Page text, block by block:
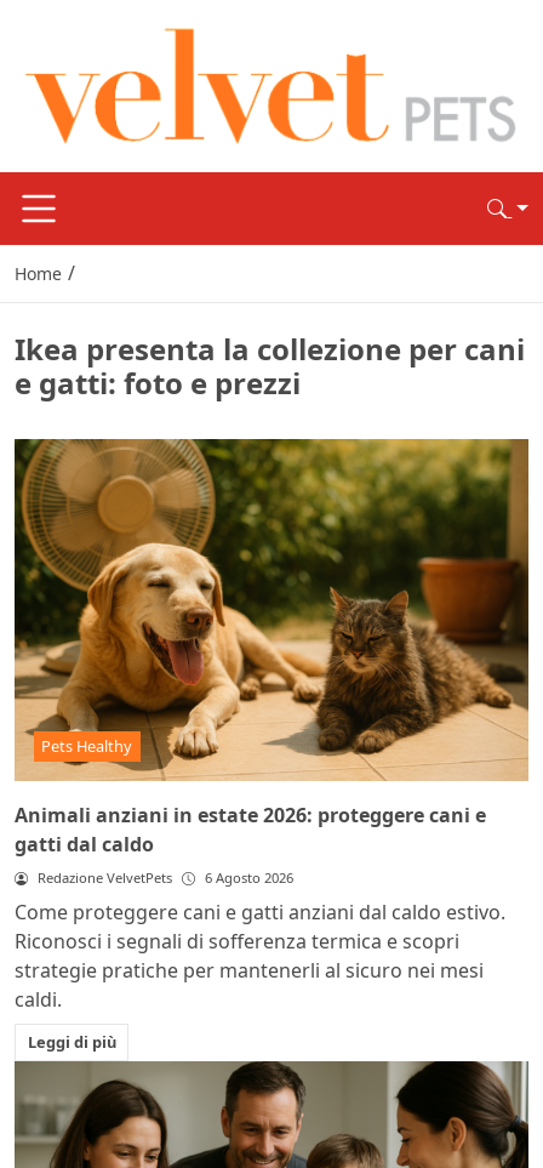
Home /
Ikea presenta la collezione per cani
e gatti: foto e prezzi
Pets Healthy
Animali anziani in estate 2026: proteggere cani e
gatti dal caldo
Redazione VelvetPets 6 Agosto 2026
Come proteggere cani e gatti anziani dal caldo estivo.
Riconosci i segnali di sofferenza termica e scopri
strategie pratiche per mantenerli al sicuro nei mesi
caldi.
Leggi di più